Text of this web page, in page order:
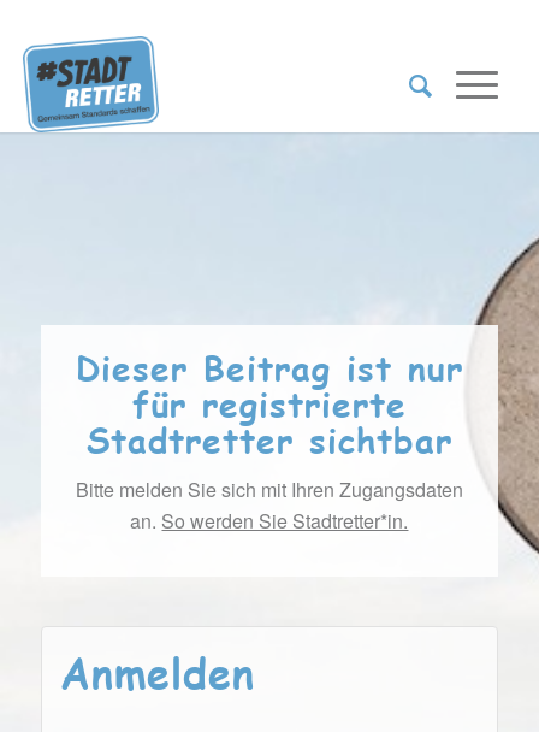
Dieser Beitrag ist nur
für registrierte
Stadtretter sichtbar
Bitte melden Sie sich mit Ihren Zugangsdaten
an. So werden Sie Stadtretter*in.
Anmelden